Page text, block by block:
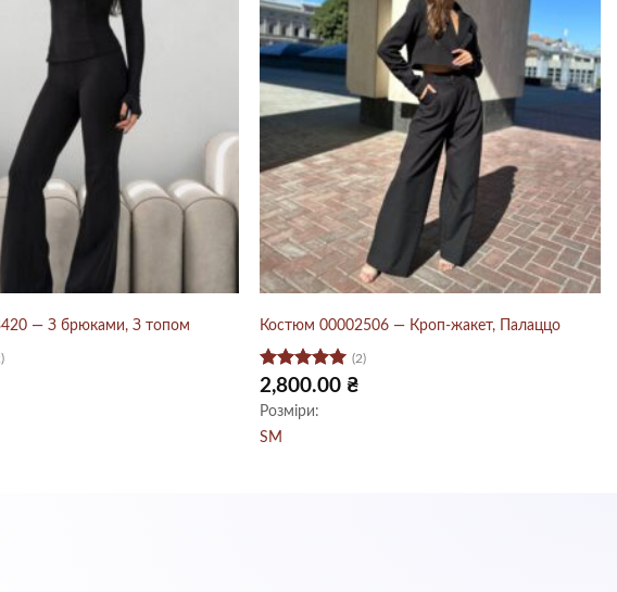
— З брюками, З топом Костюм 00002506 — Кроп-жакет, Палаццо
Оцінено в
5 з 5
(2)
2,800.00 ₴
Розміри:
S M